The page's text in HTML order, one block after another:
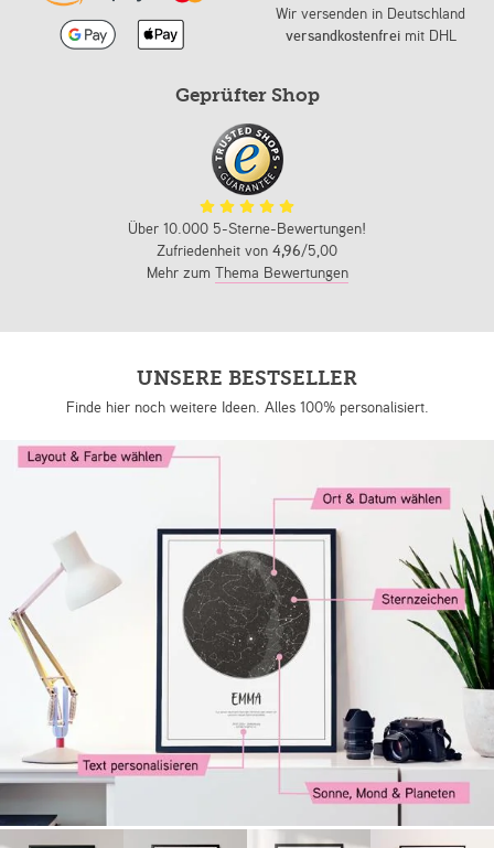
Wir versenden in Deutschland
versandkostenfreimit DHL
Geprüfter Shop
Über 10.000 5-Sterne-Bewertungen!
Zufriedenheit von 4,96/5,00
Mehr zum Thema Bewertungen
UNSERE BESTSELLER
Finde hier noch weitere Ideen. Alles 100% personalisiert.